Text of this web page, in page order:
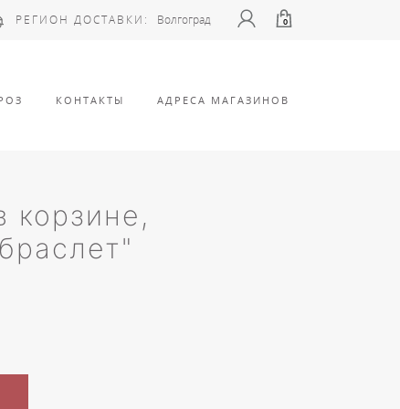
РЕГИОН ДОСТАВКИ: Волгоград 0
КОНТАКТЫ АДРЕСА МАГАЗИНОВ
корзине,